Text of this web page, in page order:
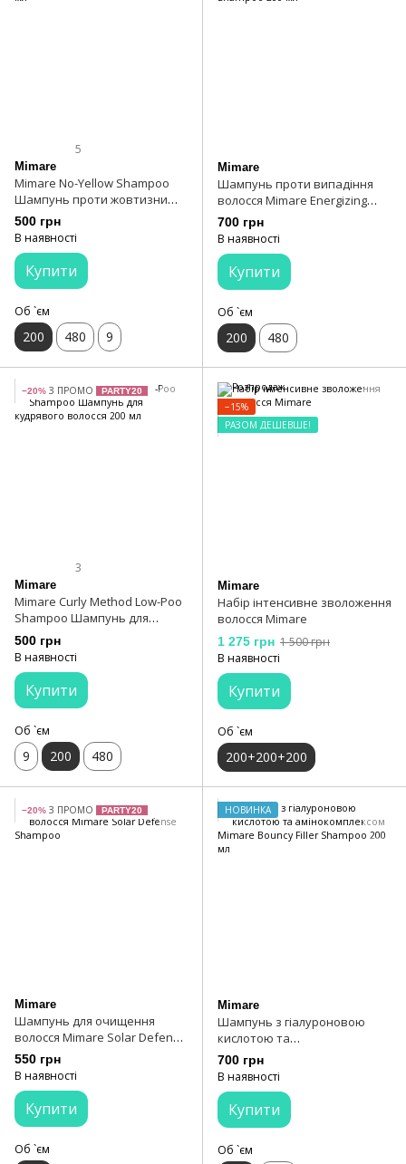
5
Mimare
Mimare No-Yellow Shampoo
Шампунь проти жовтизни
200 мл
500 грн
В наявності
Купити
Об `єм
200 480 9
Mimare
Шампунь проти випадіння
волосся Mimare Energizing
Shampoo 200 мл
700 грн
В наявності
Купити
Об `єм
200 480
−20% З ПРОМО PARTY20
3
Mimare
Mimare Curly Method Low-Poo
Shampoo Шампунь для
кудрявого волосся 200 мл
500 грн
В наявності
Купити
Об `єм
9 200 480
−15%
РАЗОМ ДЕШЕВШЕ!
Mimare
Набір інтенсивне зволоження
волосся Mimare
1 275 грн 1 500 грн
В наявності
Купити
Об `єм
200+200+200
−20% З ПРОМО PARTY20
Mimare
Шампунь для очищення
волосся Mimare Solar Defense
Shampoo
550 грн
В наявності
Купити
Об `єм
НОВИНКА
Mimare
Шампунь з гіалуроновою
кислотою та
амінокомплексом Mimare
Bouncy Filler Shampoo 200 мл
700 грн
В наявності
Купити
Об `єм